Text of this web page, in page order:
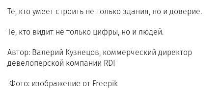
Те, кто умеет строить не только здания, но и доверие.
Те, кто видит не только цифры, но и людей.
Автор: Валерий Кузнецов, коммерческий директор
девелоперской компании RDI
Фото: изображение от Freepik